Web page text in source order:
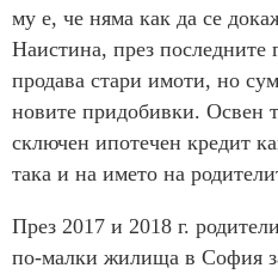
му е, че няма как да се
Наистина, през последните
продава стари имоти, но
новите придобивки. Освен
сключен ипотечен кредит
така и на името на
През 2017 и 2018 г.
по-малки жилища в София